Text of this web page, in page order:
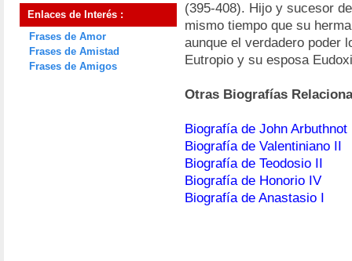
Enlaces de Interés :
Frases de Amor
Frases de Amistad
Frases de Amigos
(395-408). Hijo y sucesor
mismo tiempo que su
aunque el verdadero poder
Eutropio y su esposa
Otras Biografías
Biografía de John Arbuthnot
Biografía de Valentiniano II
Biografía de Teodosio II
Biografía de Honorio IV
Biografía de Anastasio I